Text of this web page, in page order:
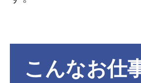
こんなお仕